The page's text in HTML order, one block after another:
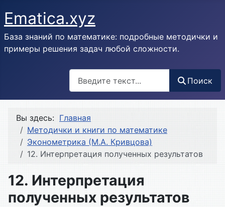
Ematica.xyz
База знаний по математике: подробные методички и
примеры решения задач любой сложности.
Поиск
Вы здесь: Главная
Методички и книги по математике
Эконометрика (М.А. Кривцова)
12. Интерпретация полученных результатов
12. Интерпретация
полученных результатов